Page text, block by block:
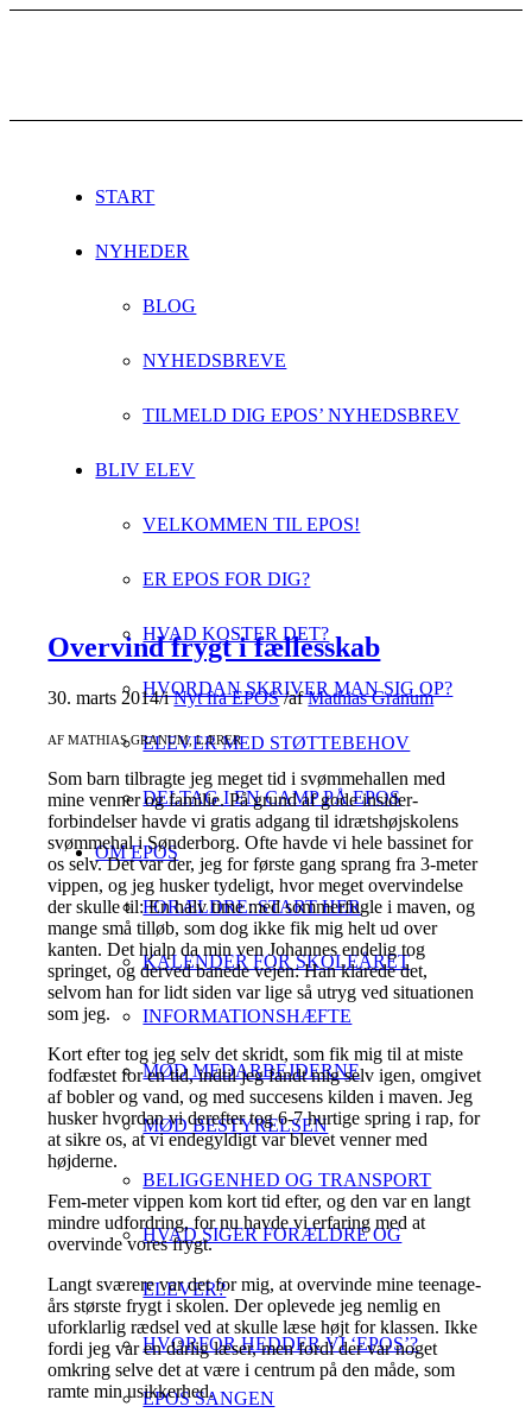
START
NYHEDER
BLOG
NYHEDSBREVE
TILMELD DIG EPOS’ NYHEDSBREV
BLIV ELEV
VELKOMMEN TIL EPOS!
ER EPOS FOR DIG?
HVAD KOSTER DET?
HVORDAN SKRIVER MAN SIG OP?
ELEVER MED STØTTEBEHOV
DELTAG I EN CAMP PÅ EPOS
OM EPOS
FORÆLDRE: START HER
KALENDER FOR SKOLEÅRET
INFORMATIONSHÆFTE
MØD MEDARBEJDERNE
MØD BESTYRELSEN
BELIGGENHED OG TRANSPORT
HVAD SIGER FORÆLDRE OG
ELEVER?
HVORFOR HEDDER VI ‘EPOS’?
EPOS SANGEN
Overvind frygt i fællesskab
30. marts 2014/iNyt fra EPOS /afMathias Granum
AF MATHIAS GRANUM, LÆRER
Som barn tilbragte jeg meget tid i svømmehallen med
mine venner og familie. På grund af gode insider-
forbindelser havde vi gratis adgang til idrætshøjskolens
svømmehal i Sønderborg. Ofte havde vi hele bassinet for
os selv. Det var der, jeg for første gang sprang fra 3-meter
vippen, og jeg husker tydeligt, hvor meget overvindelse
der skulle til: En halv time med sommerfugle i maven, og
mange små tilløb, som dog ikke fik mig helt ud over
kanten. Det hjalp da min ven Johannes endelig tog
springet, og derved banede vejen: Han klarede det,
selvom han for lidt siden var lige så utryg ved situationen
som jeg.
Kort efter tog jeg selv det skridt, som fik mig til at miste
fodfæstet for en tid, indtil jeg fandt mig selv igen, omgivet
af bobler og vand, og med succesens kilden i maven. Jeg
husker hvordan vi derefter tog 6-7 hurtige spring i rap, for
at sikre os, at vi endegyldigt var blevet venner med
højderne.
Fem-meter vippen kom kort tid efter, og den var en langt
mindre udfordring, for nu havde vi erfaring med at
overvinde vores frygt.
Langt sværere var det for mig, at overvinde mine teenage-
års største frygt i skolen. Der oplevede jeg nemlig en
uforklarlig rædsel ved at skulle læse højt for klassen. Ikke
fordi jeg var en dårlig læser, men fordi der var noget
omkring selve det at være i centrum på den måde, som
ramte min usikkerhed.